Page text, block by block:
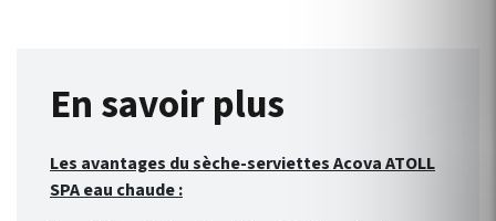
En savoir plus
Les avantages du sèche-serviettes Acova ATOLL
SPA eau chaude :